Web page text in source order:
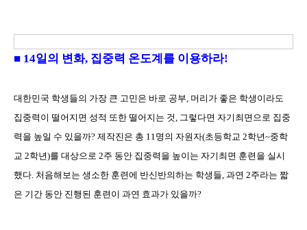
■ 14일의 변화, 집중력 온도계를 이용하라!
대한민국 학생들의 가장 큰 고민은 바로 공부, 머리가 좋은 학생이라도
집중력이 떨어지면 성적 또한 떨어지는 것, 그렇다면 자기최면으로 집중
력을 높일 수 있을까? 제작진은 총 11명의 자원자(초등학교 2학년~중학
교 2학년)를 대상으로 2주 동안 집중력을 높이는 자기최면 훈련을 실시
했다. 처음해보는 생소한 훈련에 반신반의하는 학생들, 과연 2주라는 짧
은 기간 동안 진행된 훈련이 과연 효과가 있을까?